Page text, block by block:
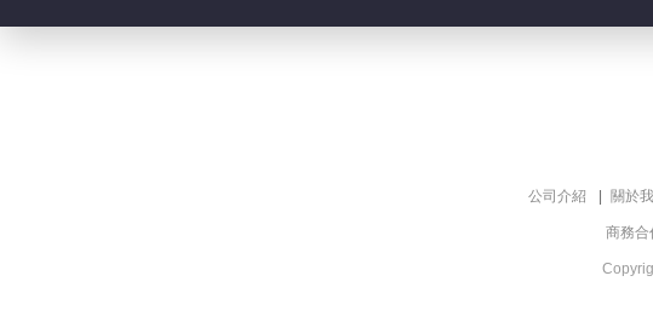
公司介紹 關於
商務合